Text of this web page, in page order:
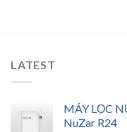
LATEST
MÁY LỌC
NuZar R24